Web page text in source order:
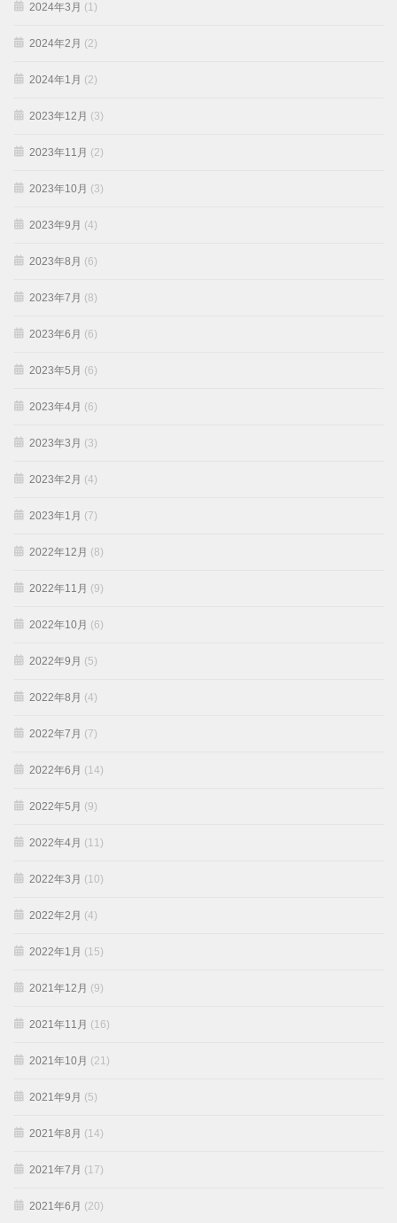
2024年3月 (1)
2024年2月 (2)
2024年1月 (2)
2023年12月 (3)
2023年11月 (2)
2023年10月 (3)
2023年9月 (4)
2023年8月 (6)
2023年7月 (8)
2023年6月 (6)
2023年5月 (6)
2023年4月 (6)
2023年3月 (3)
2023年2月 (4)
2023年1月 (7)
2022年12月 (8)
2022年11月 (9)
2022年10月 (6)
2022年9月 (5)
2022年8月 (4)
2022年7月 (7)
2022年6月 (14)
2022年5月 (9)
2022年4月 (11)
2022年3月 (10)
2022年2月 (4)
2022年1月 (15)
2021年12月 (9)
2021年11月 (16)
2021年10月 (21)
2021年9月 (5)
2021年8月 (14)
2021年7月 (17)
2021年6月 (20)